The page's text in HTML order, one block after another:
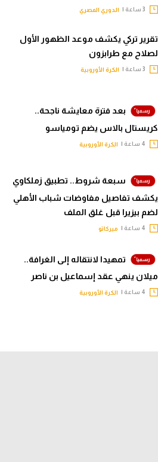
الدوري المصري
تقرير تركي يكشف موعد الظهور الأول
لصلاح مع طرابزون
الكرة الأوروبية
بعد فترة معايشة ناجحة..
كريستال بالاس يضم تومياسو
الكرة الأوروبية
سبعة شروط.. تطبيق زملكاوي
يكشف تفاصيل مفاوضات شباب الأهلي
لضم بيزيرا قبل غلق الملف
ميركاتو
تمهيدا لانتقاله إلى الغرافة..
ميلان ينهي عقد إسماعيل بن ناصر
الكرة الأوروبية